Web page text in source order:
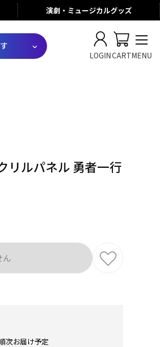
演劇・ミュージカルグッズ
LOGINCARTMENU
リルパネル 勇者一行
次お届け予定
ん